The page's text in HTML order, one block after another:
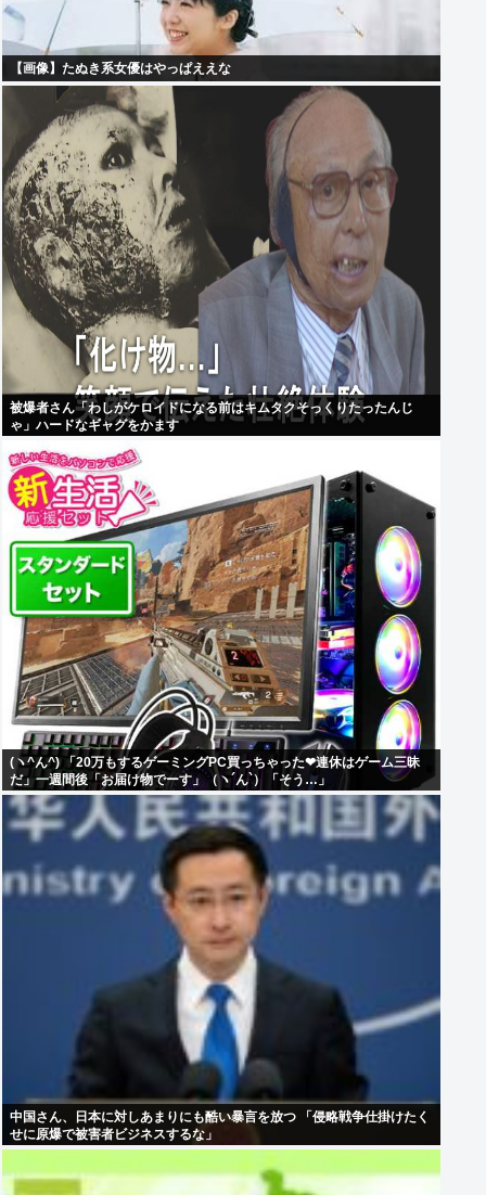
【画像】たぬき系女優はやっぱええな
被爆者さん「わしがケロイドになる前はキムタクそっくりたったんじ
ゃ」ハードなギャグをかます
(ヽ^ん^) 「20万もするゲーミングPC買っちゃった❤連休はゲーム三昧
だ」一週間後「お届け物でーす」（ヽ´ん`）「そう…」
中国さん、日本に対しあまりにも酷い暴言を放つ 「侵略戦争仕掛けたく
せに原爆で被害者ビジネスするな」